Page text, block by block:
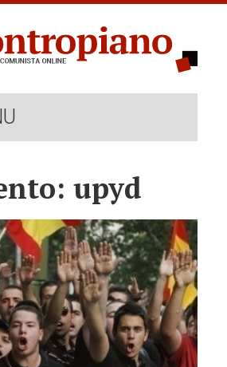
upyd